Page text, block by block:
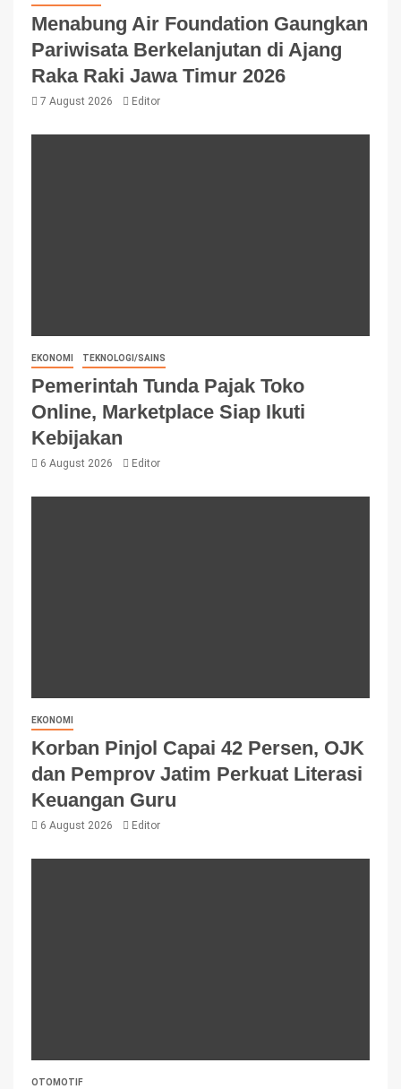
Menabung Air Foundation Gaungkan
Pariwisata Berkelanjutan di Ajang
Raka Raki Jawa Timur 2026
7 August 2026 Editor
EKONOMI TEKNOLOGI/SAINS
Pemerintah Tunda Pajak Toko
Online, Marketplace Siap Ikuti
Kebijakan
6 August 2026 Editor
EKONOMI
Korban Pinjol Capai 42 Persen, OJK
dan Pemprov Jatim Perkuat Literasi
Keuangan Guru
6 August 2026 Editor
OTOMOTIF